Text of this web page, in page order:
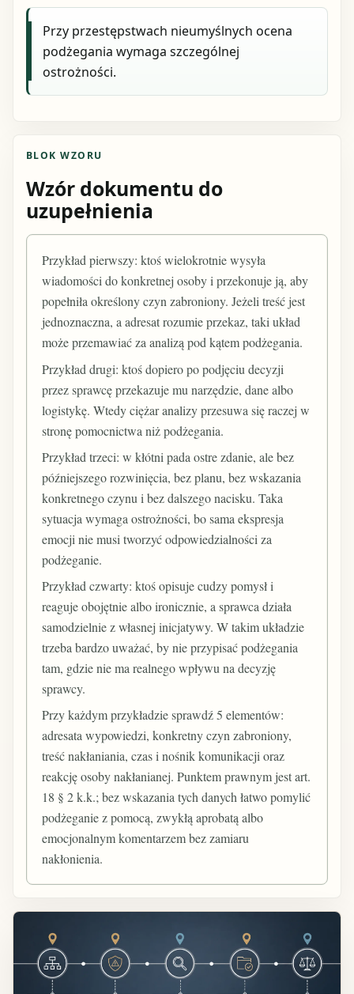
Przy przestępstwach nieumyślnych ocena
podżegania wymaga szczególnej
ostrożności.
BLOK WZORU
Wzór dokumentu do
uzupełnienia
Przykład pierwszy: ktoś wielokrotnie wysyła
wiadomości do konkretnej osoby i przekonuje ją, aby
popełniła określony czyn zabroniony. Jeżeli treść jest
jednoznaczna, a adresat rozumie przekaz, taki układ
może przemawiać za analizą pod kątem podżegania.
Przykład drugi: ktoś dopiero po podjęciu decyzji
przez sprawcę przekazuje mu narzędzie, dane albo
logistykę. Wtedy ciężar analizy przesuwa się raczej w
stronę pomocnictwa niż podżegania.
Przykład trzeci: w kłótni pada ostre zdanie, ale bez
późniejszego rozwinięcia, bez planu, bez wskazania
konkretnego czynu i bez dalszego nacisku. Taka
sytuacja wymaga ostrożności, bo sama ekspresja
emocji nie musi tworzyć odpowiedzialności za
podżeganie.
Przykład czwarty: ktoś opisuje cudzy pomysł i
reaguje obojętnie albo ironicznie, a sprawca działa
samodzielnie z własnej inicjatywy. W takim układzie
trzeba bardzo uważać, by nie przypisać podżegania
tam, gdzie nie ma realnego wpływu na decyzję
sprawcy.
Przy każdym przykładzie sprawdź 5 elementów:
adresata wypowiedzi, konkretny czyn zabroniony,
treść nakłaniania, czas i nośnik komunikacji oraz
reakcję osoby nakłanianej. Punktem prawnym jest art.
18 § 2 k.k.; bez wskazania tych danych łatwo pomylić
podżeganie z pomocą, zwykłą aprobatą albo
emocjonalnym komentarzem bez zamiaru
nakłonienia.